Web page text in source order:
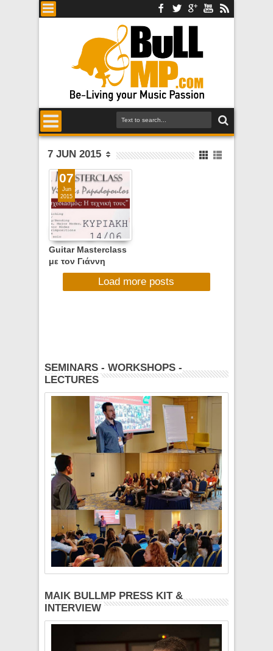
7 JUN 2015
Guitar Masterclass
με τον Γιάννη
Παπαδόπουλο,
Κυριακή 14/6/15,
07
Jun
2015
Load more posts
SEMINARS - WORKSHOPS -
LECTURES
MAIK BULLMP PRESS KIT &
INTERVIEW